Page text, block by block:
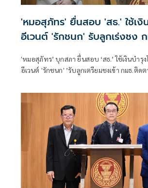
'หมอสุภัทร' ยื่นสอบ 'สธ.' ใช้เงิ
อีเวนต์ 'รักชนก' รับลูกเร่งชง
'หมอสุภัทร’ บุกสภา ยื่นสอบ ‘สธ.’ ใช้เงินบำรุ
อีเวนต์ 'รักชนก' ’รับลูกเตรียมชงเข้า กมธ.ติด